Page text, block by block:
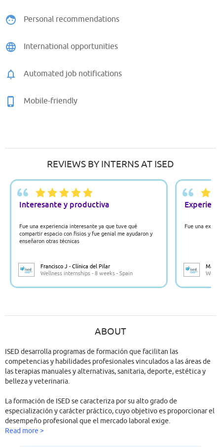
Personal recommendations
International opportunities
Automated job notifications
Mobile-friendly
REVIEWS BY INTERNS AT ISED
Interesante y productiva
Fue una experiencia interesante ya que tuve qué
compartir espacio con fisios y fue genial me ayudaron y
enseñaron otras técnicas
Francisco J - Clínica del Pilar
Wellness internships - 8 weeks - Spain
Fue una
Maria
ABOUT
ISED desarrolla programas de formación que facilitan las
competencias y habilidades profesionales vinculados a las áreas de
las terapias manuales y alternativas, sanitaria, deporte, estética y
belleza y veterinaria.
La formación de ISED se caracteriza por su alto grado de
especialización y carácter práctico, cuyo objetivo es proporcionar el
desempeño profesional que el mercado laboral exige.
Read more >